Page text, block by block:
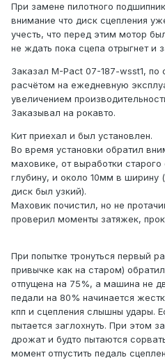
При замене пилотного
внимание что диск сцепления
учесть, что перед этим мотор
не ждать пока сцепа отрыгнет и
Заказал M-Pact 07-187-wsst1, по
расчётом на ежедневную
увеличением
Заказывал на рокавто.
Кит приехал и был установлен.
Во время установки обратил
маховике, от выработки
глубину, и около 10мм в ширину
диск был узкий).
Маховик почистил, но не
проверил моменты затяжек,
При попытке тронуться первый
привычке как на старом)
отпущена на 75%, а машина не
педали на 80% начинается
кпп и сцепления слышны удары.
пытается заглохнуть. При этом
дрожат и будто пытаются
момент отпустить педаль